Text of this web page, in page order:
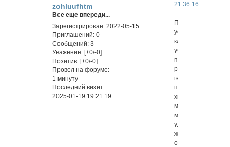
21:36:16
zohluufhtm
Все еще впереди...
Зарегистрирован: 2022-05-15
Приглашений: 0
Сообщений: 3
Уважение: [+0/-0]
Позитив: [+0/-0]
Провел на форуме:
1 минуту
Последний визит:
2025-01-19 19:21:19
услуги
клининга:
уборка
после
ремонта,
генеральная,
поддерживающая,
химчистка
мягкой
мебели,
удаление
жировых
отложений